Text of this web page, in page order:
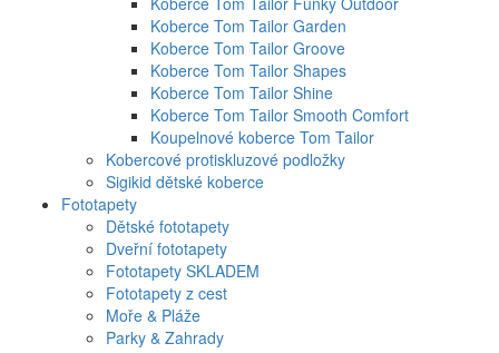
Koberce Tom Tailor Garden
Koberce Tom Tailor Groove
Koberce Tom Tailor Shapes
Koberce Tom Tailor Shine
Koberce Tom Tailor Smooth Comfort
Koupelnové koberce Tom Tailor
Kobercové protiskluzové podložky
Sigikid dětské koberce
Fototapety
Dětské fototapety
Dveřní fototapety
Fototapety SKLADEM
Fototapety z cest
Moře & Pláže
Parky & Zahrady